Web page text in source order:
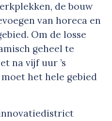
de bouw
van horeca en
Om de losse
geheel te
na vijf uur ’s
het hele gebied